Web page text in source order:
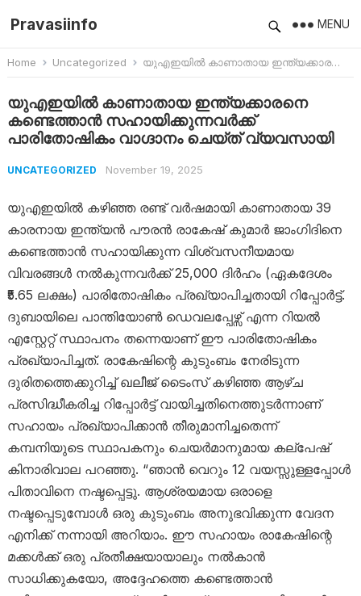
Pravasiinfo MENU
Home Uncategorized യുഎഇയിൽ കാണാതായ ഇന്ത്യക്കാരനെ കണ്ടെത്താന്‍ സഹായിക്കുന്നവര്‍ക്ക് പാരിതോഷികം വാഗ്ദാനം ചെയ്ത് വ്യവസായി
യുഎഇയിൽ കാണാതായ ഇന്ത്യക്കാരനെ
കണ്ടെത്താന്‍ സഹായിക്കുന്നവര്‍ക്ക്
പാരിതോഷികം വാഗ്ദാനം ചെയ്ത് വ്യവസായി
UNCATEGORIZED November 19, 2025
യുഎഇയിൽ കഴിഞ്ഞ രണ്ട് വർഷമായി കാണാതായ 39
കാരനായ ഇന്ത്യൻ പൗരൻ രാകേഷ് കുമാർ ജാംഗിദിനെ
കണ്ടെത്താൻ സഹായിക്കുന്ന വിശ്വസനീയമായ
വിവരങ്ങൾ നൽകുന്നവർക്ക് 25,000 ദിർഹം (ഏകദേശം
₹5.65 ലക്ഷം) പാരിതോഷികം പ്രഖ്യാപിച്ചതായി റിപ്പോർട്ട്.
ദുബായിലെ പാന്തിയോൺ ഡെവലപ്പേഴ്സ് എന്ന റിയൽ
എസ്റ്റേറ്റ് സ്ഥാപനം തന്നെയാണ് ഈ പാരിതോഷികം
പ്രഖ്യാപിച്ചത്. രാകേഷിന്റെ കുടുംബം നേരിടുന്ന
ദുരിതത്തെക്കുറിച്ച് ഖലീജ് ടൈംസ് കഴിഞ്ഞ ആഴ്ച
പ്രസിദ്ധീകരിച്ച റിപ്പോർട്ട് വായിച്ചതിനെത്തുടർന്നാണ്
സഹായം പ്രഖ്യാപിക്കാൻ തീരുമാനിച്ചതെന്ന്
കമ്പനിയുടെ സ്ഥാപകനും ചെയർമാനുമായ കല്പേഷ്
കിനാരിവാല പറഞ്ഞു. “ഞാൻ വെറും 12 വയസ്സുള്ളപ്പോൾ
പിതാവിനെ നഷ്ടപ്പെട്ടു. ആശ്രയമായ ഒരാളെ
നഷ്ടപ്പെടുമ്പോൾ ഒരു കുടുംബം അനുഭവിക്കുന്ന വേദന
എനിക്ക് നന്നായി അറിയാം. ഈ സഹായം രാകേഷിന്റെ
മക്കൾക്ക് ഒരു പ്രതീക്ഷയായാലും നൽകാൻ
സാധിക്കുകയോ, അദ്ദേഹത്തെ കണ്ടെത്താൻ